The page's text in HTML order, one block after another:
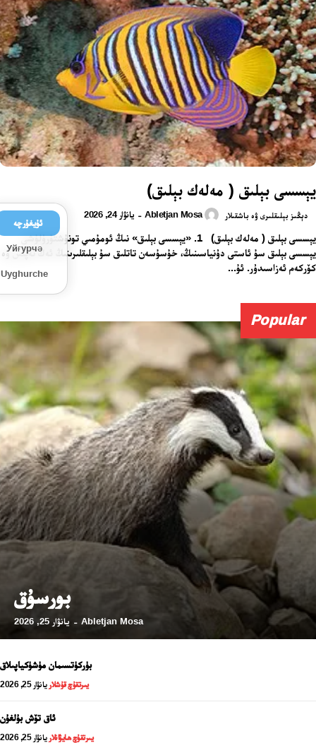
يېسسى بېلىق ( مەلەك بېلىق)
دېڭىز بېلىقلىرى ۋە باشقىلار Abletjan Mosa
- يانۋار 24, 2026
يېسسى بېلىق ( مەلەك بېلىق) 1. «يېسسى بېلىق» نىڭ ئومۇمىي تونۇشتۇرۇلۇشى
يېسسى بېلىق سۇ ئاستى دۇنياسىنىڭ، خۇسۇسەن تاتلىق سۇ بېلىقلىرىنىڭ ئەڭ نەپىس ۋە
كۆركەم ئەزاسىدۇر. ئۇ...
Popular
بورسۇق
Abletjan Mosa
- يانۋار 25, 2026
بۈركۈتسىمان مۈشۈكياپىلاق
يىرتقۇچ قۇشلار يانۋار 25, 2026
ئاق تۆش بۇلغۇن
يىرتقۇچ ھايۋانلار يانۋار 25, 2026
ئۇيغۇرچە
Уйғурчә
Uyghurche